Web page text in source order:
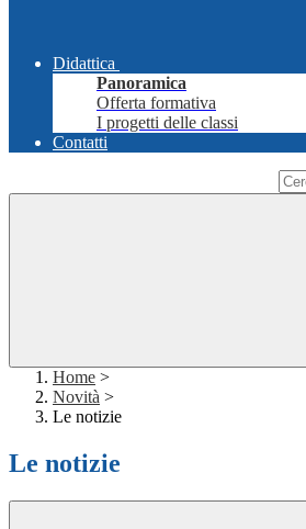
Didattica
Panoramica
Offerta formativa
I progetti delle classi
Contatti
Home >
Novità >
Le notizie
Le notizie